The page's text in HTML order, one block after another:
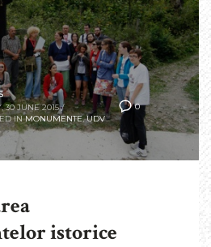
0
30 JUNE 2015 /
IN MONUMENTE,UDV
istorice